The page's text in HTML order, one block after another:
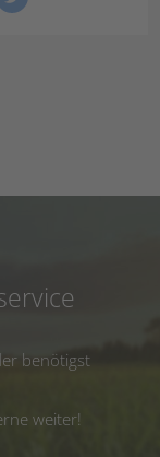
benötigst
weiter!